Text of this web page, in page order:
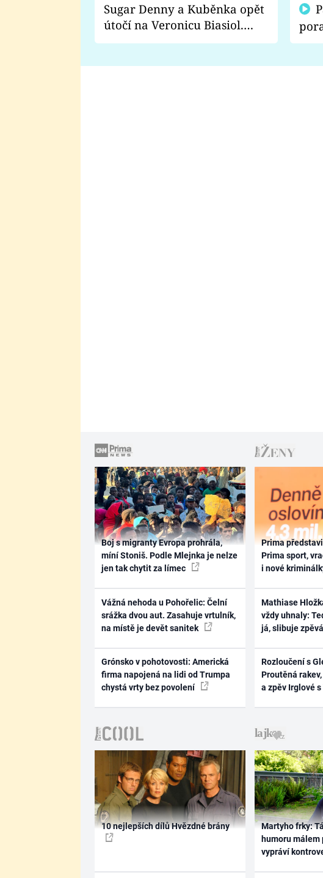
Sugar Denny a Kuběnka opět
útočí na Veronicu Biasiol.
Proč je podle nich falešná a
Boj s migranty Evropa prohrála,
míní Stoniš. Podle Mlejnka je nelze
jen tak chytit za límec
Vážná nehoda u Pohořelic: Čelní
srážka dvou aut. Zasahuje vrtulník,
na místě je devět sanitek
Grónsko v pohotovosti: Americká
firma napojená na lidi od Trumpa
chystá vrty bez povolení
Prima
Prima sport,
i nové
Mathiase
vždy uhnaly:
já, slibuje
Rozloučení s
Proutěná
a zpěv Irglové
10 nejlepších dílů Hvězdné brány
Martyho frky:
humoru málem
vypráví